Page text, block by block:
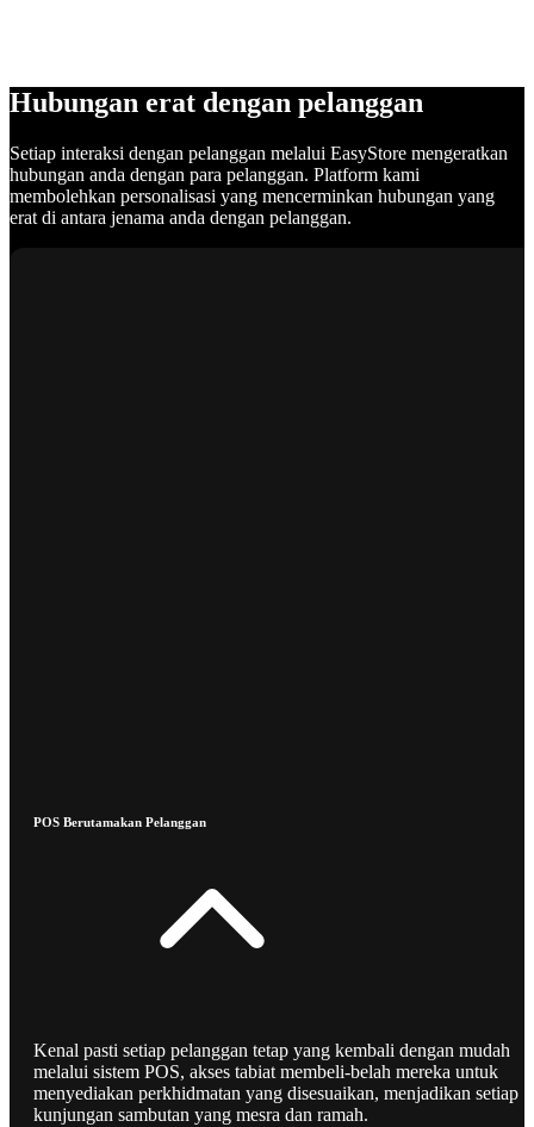
Hubungan erat dengan pelanggan
Setiap interaksi dengan pelanggan melalui EasyStore mengeratkan
hubungan anda dengan para pelanggan. Platform kami
membolehkan personalisasi yang mencerminkan hubungan yang
erat di antara jenama anda dengan pelanggan.
POS Berutamakan Pelanggan
Kenal pasti setiap pelanggan tetap yang kembali dengan mudah
melalui sistem POS, akses tabiat membeli-belah mereka untuk
menyediakan perkhidmatan yang disesuaikan, menjadikan setiap
kunjungan sambutan yang mesra dan ramah.